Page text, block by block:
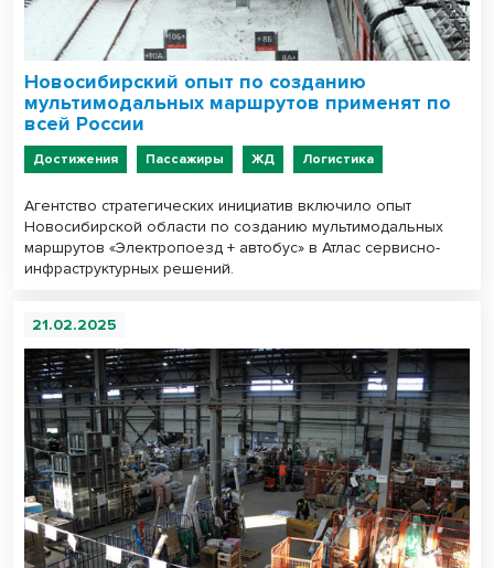
Новосибирский опыт по созданию
мультимодальных маршрутов применят по
всей России
Достижения Пассажиры ЖД Логистика
Агентство стратегических инициатив включило опыт
Новосибирской области по созданию мультимодальных
маршрутов «Электропоезд + автобус» в Атлас сервисно-
инфраструктурных решений.
21.02.2025